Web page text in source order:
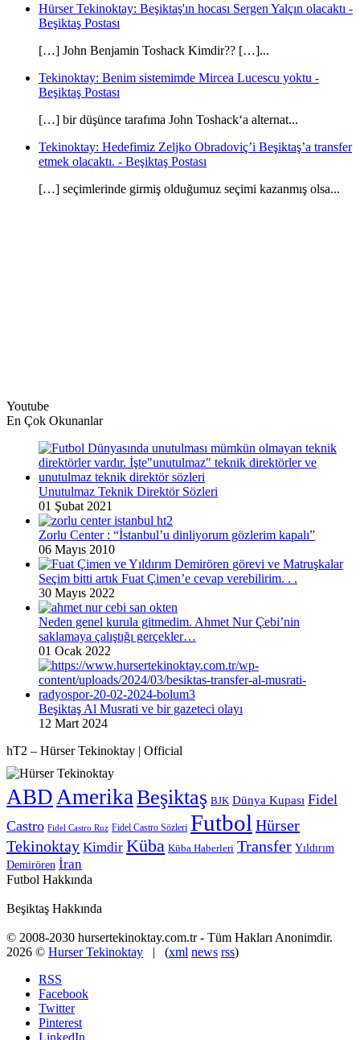
Hürser Tekinoktay: Beşiktaş'ın hocası Sergen Yalçın olacaktı -
Beşiktaş Postası
[…] John Benjamin Toshack Kimdir?? […]...
Tekinoktay: Benim sistemimde Mircea Lucescu yoktu -
Beşiktaş Postası
[…] bir düşünce tarafıma John Toshack‘a alternat...
Tekinoktay: Hedefimiz Zeljko Obradoviç’i Beşiktaş’a transfer
etmek olacaktı. - Beşiktaş Postası
[…] seçimlerinde girmiş olduğumuz seçimi kazanmış olsa...
Youtube
En Çok Okunanlar
Unutulmaz Teknik Direktör Sözleri
01 Şubat 2021
Zorlu Center : “İstanbul’u dinliyorum gözlerim kapalı”
06 Mayıs 2010
Seçim bitti artık Fuat Çimen’e cevap verebilirim. . .
30 Mayıs 2022
Neden genel kurula gitmedim. Ahmet Nur Çebi’nin
saklamaya çalıştığı gerçekler…
01 Ocak 2022
Beşiktaş Al Musrati ve bir gazeteci olayı
12 Mart 2024
hT2 – Hürser Tekinoktay | Official
ABD Amerika Beşiktaş BJK Dünya Kupası Fidel
Castro Fidel Castro Ruz Fidel Castro Sözleri Futbol Hürser
Tekinoktay Kimdir Küba Küba Haberleri Transfer Yıldırım
Demirören İran
Futbol Hakkında
Beşiktaş Hakkında
© 2008-2030 hursertekinoktay.com.tr - Tüm Hakları Anonimdir.
2026 © Hurser Tekinoktay | (xml news rss)
RSS
Facebook
Twitter
Pinterest
LinkedIn